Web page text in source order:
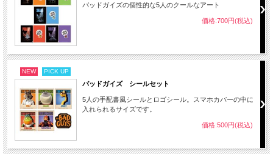
バッドガイズの個性的な5人のクールなアート
価格:700円(税込)
NEW PICK UP
バッドガイズ シールセット
5人の手配書風シールとロゴシール。スマホカバーの中に
入れられるサイズです。
価格:500円(税込)